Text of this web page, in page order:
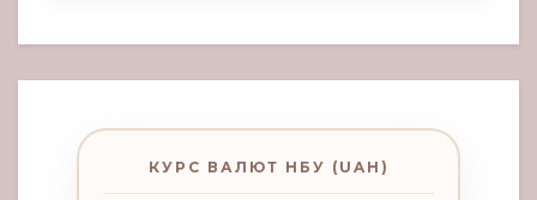
КУРС ВАЛЮТ НБУ (UAH)